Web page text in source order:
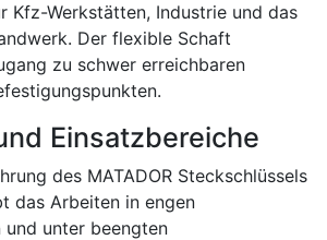
Kfz-Werkstätten, Industrie und das
Der flexible Schaft
zu schwer erreichbaren
Einsatzbereiche
des MATADOR Steckschlüssels
das Arbeiten in engen
und unter beengten